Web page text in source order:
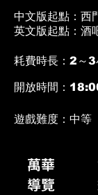
中文版起點：西
英文版起點：酒
耗費時長： 2～3
​開放時間： 18
遊戲難度：中等
萬華​
導覽